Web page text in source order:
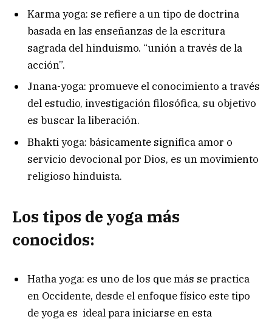
Karma yoga: se refiere a un tipo de doctrina
basada en las enseñanzas de la escritura
sagrada del hinduismo. “unión a través de la
acción”.
Jnana-yoga: promueve el conocimiento a través
del estudio, investigación filosófica, su objetivo
es buscar la liberación.
Bhakti yoga: básicamente significa amor o
servicio devocional por Dios, es un movimiento
religioso hinduista.
Los tipos de yoga más
conocidos:
Hatha yoga: es uno de los que más se practica
en Occidente, desde el enfoque físico este tipo
de yoga es ideal para iniciarse en esta